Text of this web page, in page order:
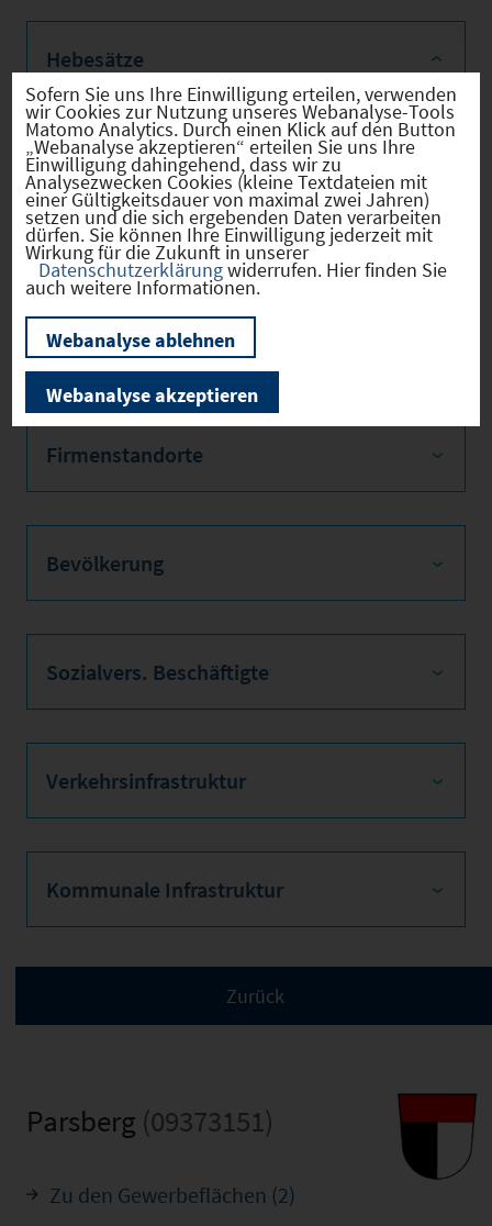
Hebesätze
Gewerbest
euerhebes
atz
2025 320 *
Hebesatz
der
Grundsteu
er B
2025 225 *
* Aktueller Stand gemäß Meldung der
Kommune
Firmenstandorte
Bevölkerung
Sozialvers. Beschäftigte
Verkehrsinfrastruktur
Kommunale Infrastruktur
Parsberg (09373151)
Zu den Gewerbeflächen (2)
Sofern Sie uns Ihre Einwilligung erteilen, verwenden
wir Cookies zur Nutzung unseres Webanalyse-Tools
Matomo Analytics. Durch einen Klick auf den Button
„Webanalyse akzeptieren“ erteilen Sie uns Ihre
Einwilligung dahingehend, dass wir zu
Analysezwecken Cookies (kleine Textdateien mit
einer Gültigkeitsdauer von maximal zwei Jahren)
setzen und die sich ergebenden Daten verarbeiten
dürfen. Sie können Ihre Einwilligung jederzeit mit
Wirkung für die Zukunft in unserer
Datenschutzerklärungwiderrufen. Hier finden Sie
auch weitere Informationen.
Webanalyse ablehnen
Webanalyse akzeptieren